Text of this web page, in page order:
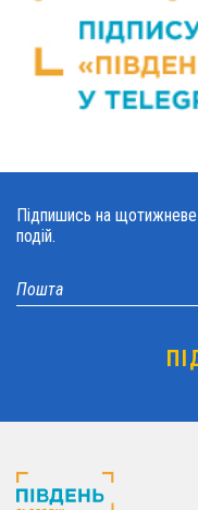
Підпишись на щотижневе
подій.